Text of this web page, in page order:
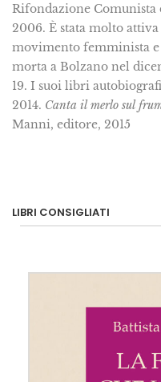
Rifondazione Comunista
2006. È stata molto
movimento femminista
morta a Bolzano nel
19. I suoi libri
2014. Canta il merlo sul
Manni, editore, 2015
LIBRI CONSIGLIATI